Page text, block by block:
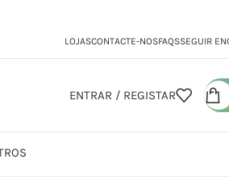
LOJASCONTACTE-NOSFAQSSEGUIR
ENTRAR / REGISTAR